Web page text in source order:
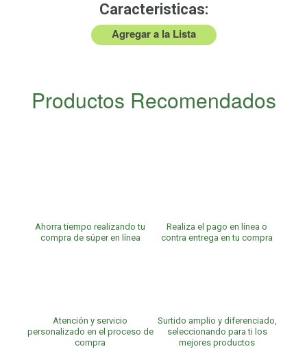
Caracteristicas:
Agregar a la Lista
Productos Recomendados
Ahorra tiempo realizando tu
compra de súper en línea
Realiza el pago en línea o
contra entrega en tu compra
Atención y servicio
personalizado en el proceso de
compra
Surtido amplio y diferenciado,
seleccionando para ti los
mejores productos